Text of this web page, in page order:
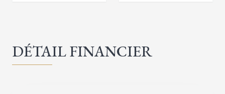
DÉTAIL FINANCIER